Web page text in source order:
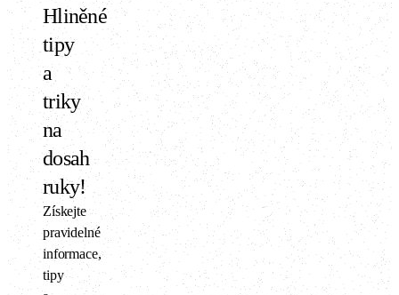
Hliněné
tipy
a
triky
na
dosah
ruky!
Získejte
pravidelné
informace,
tipy